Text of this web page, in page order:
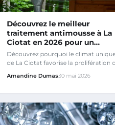
Découvrez le meilleur
traitement antimousse à La
Ciotat en 2026 pour un…
Découvrez pourquoi le climat
de La Ciotat favorise la prolifération
mousses et lichens…
Amandine Dumas30 mai 2026